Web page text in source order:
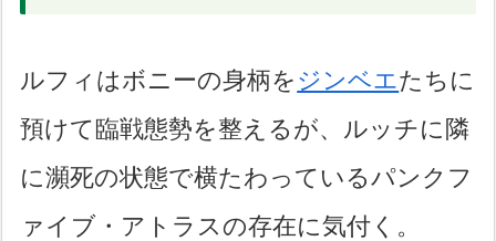
ルフィはボニーの身柄を ジンベエたちに
預けて臨戦態勢を整えるが、ルッチに隣
に瀕死の状態で横たわっているパンクフ
ァイブ・アトラスの存在に気付く。